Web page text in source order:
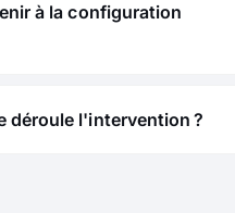
à la configuration
déroule l'intervention ?